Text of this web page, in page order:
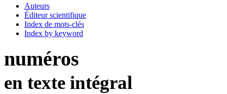
Auteurs
Éditeur scientifique
Index de mots-clés
Index by keyword
numéros
en texte intégral